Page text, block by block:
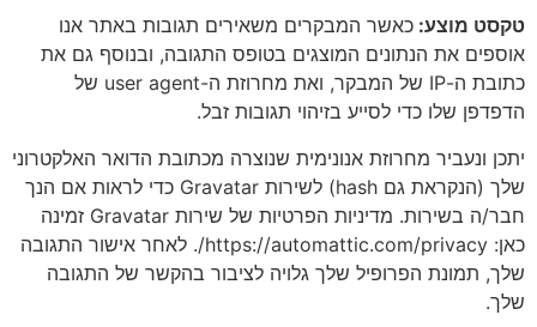
טקסט מוצע: כאשר המבקרים משאירים תגובות באתר אנו
אוספים את הנתונים המוצגים בטופס התגובה, ובנוסף גם את
כתובת ה-IP של המבקר, ואת מחרוזת ה-user agent של
הדפדפן שלו כדי לסייע בזיהוי תגובות זבל.
יתכן ונעביר מחרוזת אנונימית שנוצרה מכתובת הדואר האלקטרוני
שלך (הנקראת גם hash) לשירות Gravatar כדי לראות אם הנך
חבר/ה בשירות. מדיניות הפרטיות של שירות Gravatar זמינה
כאן: https://automattic.com/privacy/. לאחר אישור התגובה
שלך, תמונת הפרופיל שלך גלויה לציבור בהקשר של התגובה
שלך.